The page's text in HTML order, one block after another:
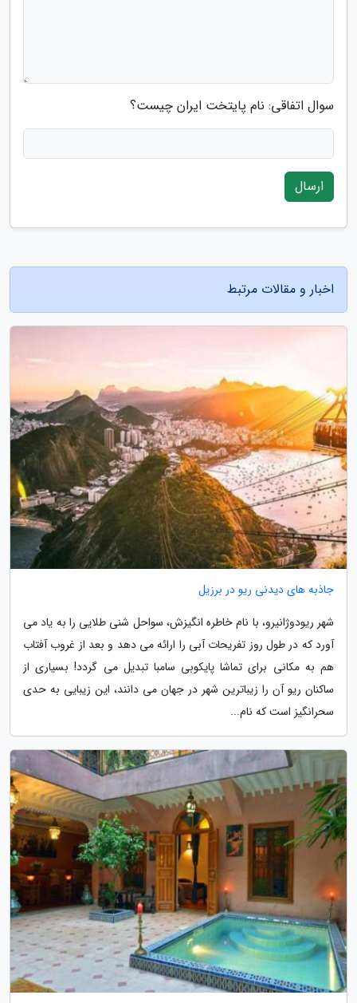
سوال اتفاقی: نام پایتخت ایران چیست؟
ارسال
اخبار و مقالات مرتبط
جاذبه های دیدنی ریو در برزیل
شهر ریودوژانیرو، با نام خاطره انگیزش، سواحل شنی طلایی را به یاد می
آورد که در طول روز تفریحات آبی را ارائه می دهد و بعد از غروب آفتاب
هم به مکانی برای تماشا پایکوبی سامبا تبدیل می گردد! بسیاری از
ساکنان ریو آن را زیباترین شهر در جهان می دانند، این زیبایی به حدی
سحرانگیز است که نام...